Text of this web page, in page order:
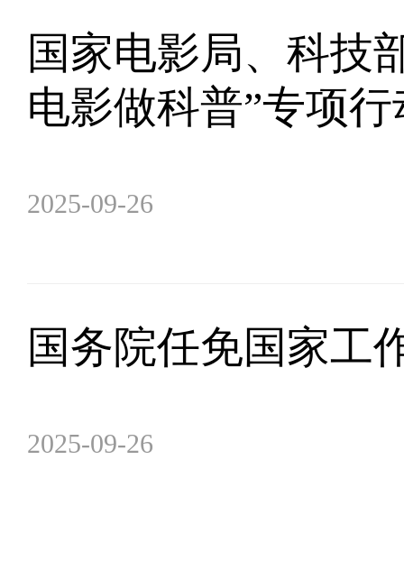
国家电影局、科技
电影做科普”专项行
2025-09-26
国务院任免国家工
2025-09-26